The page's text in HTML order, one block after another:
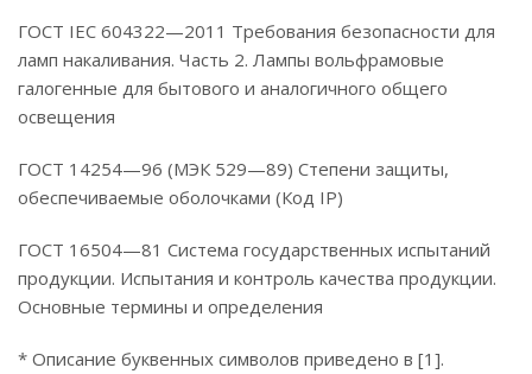
ГОСТ IEC 604322—2011 Требования безопасности для
ламп накаливания. Часть 2. Лампы вольфрамовые
галогенные для бытового и аналогичного общего
освещения
ГОСТ 14254—96 (МЭК 529—89) Степени защиты,
обеспечиваемые оболочками (Код IP)
ГОСТ 16504—81 Система государственных испытаний
продукции. Испытания и контроль качества продукции.
Основные термины и определения
* Описание буквенных символов приведено в [1].